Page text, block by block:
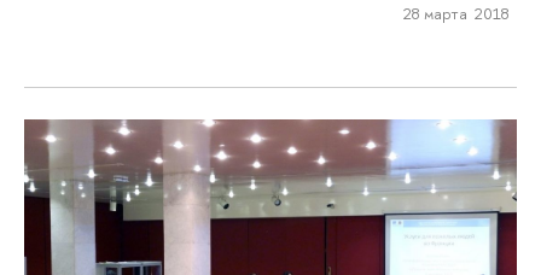
28 марта 2018